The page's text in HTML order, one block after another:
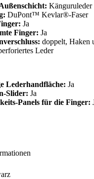
Känguruleder
DuPont™ Kevlar®-Faser
Ja
Finger: Ja
doppelt, Haken
Leder
Lederhandfläche: Ja
Slider: Ja
Panels für die Finger: